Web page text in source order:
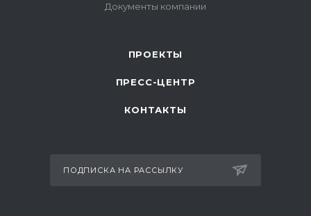
ПРОЕКТЫ
ПРЕСС-ЦЕНТР
КОНТАКТЫ
ПОДПИСКА НА РАССЫЛКУ